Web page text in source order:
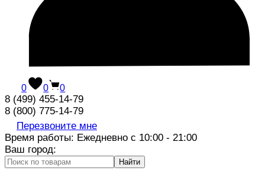
0 0 0
8 (499) 455-14-79
8 (800) 775-14-79
Перезвоните мне
Время работы: Ежедневно с 10:00 - 21:00
Ваш город:
Найти